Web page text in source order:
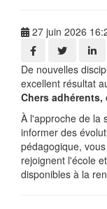
27 juin 2026
De nouvelles
excellent résultat
Chers adhérents,
À l'approche de la
informer des
pédagogique,
rejoignent l'école
disponibles à la